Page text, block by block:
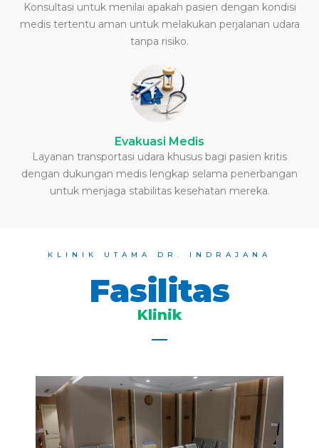
Konsultasi untuk menilai apakah pasien dengan kondisi
medis tertentu aman untuk melakukan perjalanan udara
tanpa risiko.
Evakuasi Medis
Layanan transportasi udara khusus bagi pasien kritis
dengan dukungan medis lengkap selama penerbangan
untuk menjaga stabilitas kesehatan mereka.
KLINIK UTAMA DR. INDRAJANA
Fasilitas
Klinik